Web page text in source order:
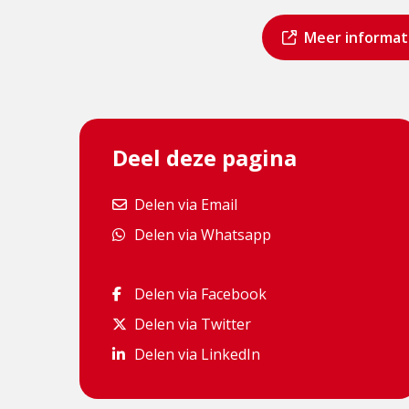
Dit
is
pagina
Meer
Deel deze pagina
Delen via Email
Delen via Email
Delen via Whatsapp
Delen via Whatsapp
Delen via Facebook
Delen via Facebook
Delen via Twitter
Delen via Twitter
Delen via LinkedIn
Delen via LinkedIn